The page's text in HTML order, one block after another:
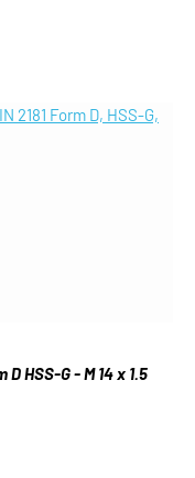
HSS-G - M 14 x 1.5